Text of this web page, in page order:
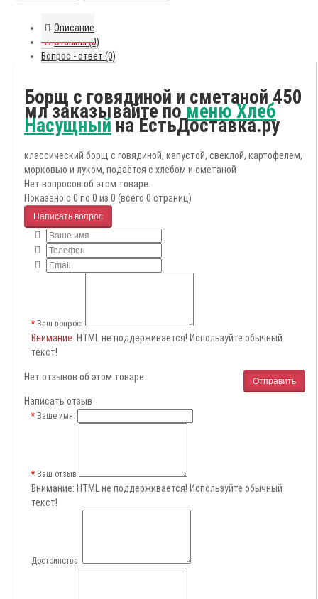
Описание
Отзывы (0)
Вопрос - ответ (0)
Борщ с говядиной и сметаной 450
мл заказывайте поменю Хлеб
Насущныйна ЕстьДоставка.ру
классический борщ с говядиной, капустой, свеклой, картофелем,
морковью и луком, подаётся с хлебом и сметаной
Нет вопросов об этом товаре.
Показано с 0 по 0 из 0 (всего 0 страниц)
Написать вопрос
Ваш вопрос:
Внимание: HTML не поддерживается! Используйте обычный
текст!
Отправить
Нет отзывов об этом товаре.
Написать отзыв
Ваше имя:
Ваш отзыв
Внимание: HTML не поддерживается! Используйте обычный
текст!
Достоинства: